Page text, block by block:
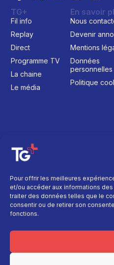
Pour offrir les meilleures
et/ou accéder aux informations
traiter des données telles que le
consentir ou de retirer son
fonctions.
TG+
Fil info
Replay
Direct
Programme TV
La chaine
Le média
En savoir
Nous
Devenir
Mentions
Données
personnelles
Politique